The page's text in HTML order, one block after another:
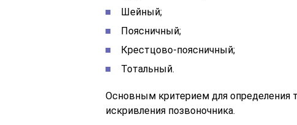
Шейный;
Поясничный;
Крестцово-поясничный;
Тотальный.
Основным критерием для определения
искривления позвоночника.